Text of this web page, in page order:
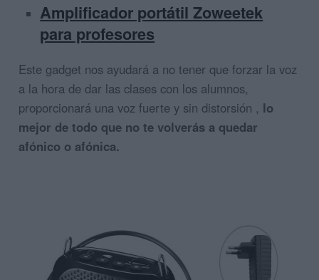
Amplificador portátil Zoweetek
para profesores
Este gadget nos ayudará a no tener que forzar la voz
a la hora de dar las clases con los alumnos,
proporcionará una voz fuerte y sin distorsión , lo
mejor de todo que no te volverás a quedar
afónico o afónica.